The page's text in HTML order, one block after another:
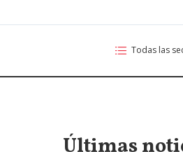
Todas las